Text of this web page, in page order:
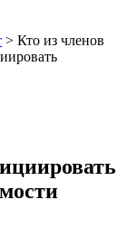
> Кто из членов